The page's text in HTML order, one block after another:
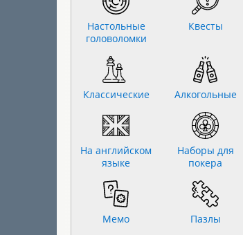
Настольные
головоломки
Квесты
Классические Алкогольные
На английском
языке
Наборы для
покера
Мемо Пазлы